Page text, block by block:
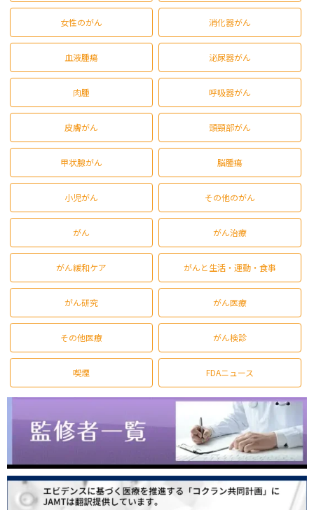
女性のがん 消化器がん
血液腫瘍 泌尿器がん
肉腫 呼吸器がん
皮膚がん 頭頸部がん
甲状腺がん 脳腫瘍
小児がん その他のがん
がん がん治療
がん緩和ケア がんと生活・運動・食事
がん研究 がん医療
その他医療 がん検診
喫煙 FDAニュース